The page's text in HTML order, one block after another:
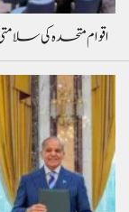
اقوام متحدہ کی